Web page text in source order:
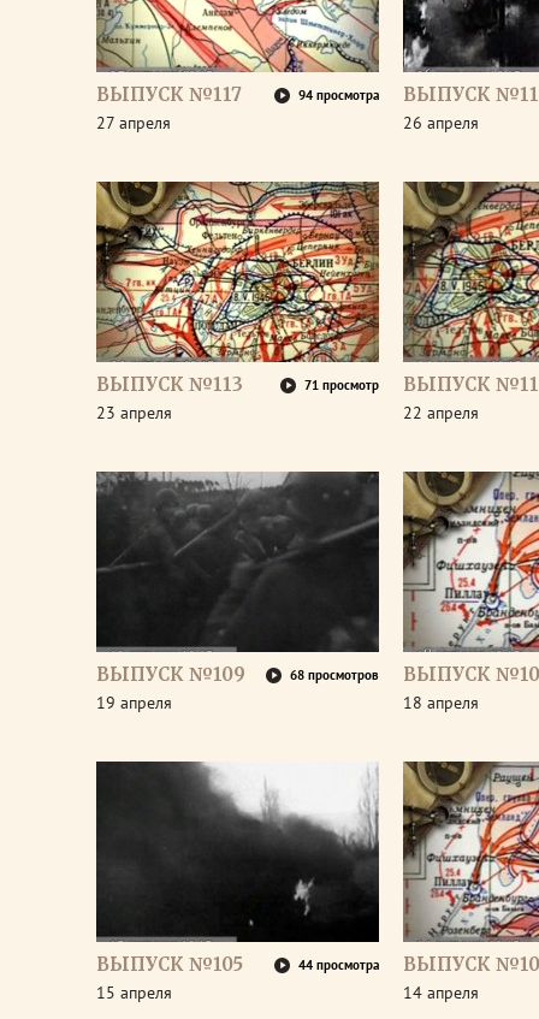
ВЫПУСК №117 94 просмотра
27 апреля
ВЫПУСК
26 апреля
ВЫПУСК №113 71 просмотр
23 апреля
ВЫПУСК
22 апреля
ВЫПУСК №109 68 просмотров
19 апреля
ВЫПУСК
18 апреля
ВЫПУСК №105 44 просмотра
15 апреля
ВЫПУСК
14 апреля